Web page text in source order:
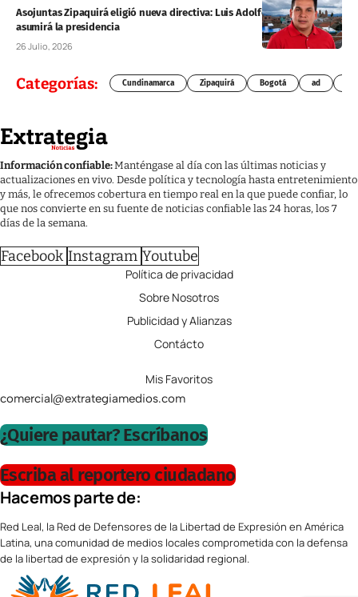
Asojuntas Zipaquirá eligió nueva directiva: Luis Adolfo Carrión
asumirá la presidencia
26 Julio, 2026
Categorías: Cundinamarca Zipaquirá Bogotá ad
Información confiable:Manténgase al día con las últimas noticias y
actualizaciones en vivo. Desde política y tecnología hasta entretenimiento
y más, le ofrecemos cobertura en tiempo real en la que puede confiar, lo
que nos convierte en su fuente de noticias confiable las 24 horas, los 7
días de la semana.
Facebook Instagram Youtube
Política de privacidad
Sobre Nosotros
Publicidad y Alianzas
Contácto
Mis Favoritos
comercial@extrategiamedios.com
¿Quiere pautar? Escríbanos
Escriba al reportero ciudadano
Hacemos parte de:
Red Leal, la Red de Defensores de la Libertad de Expresión en América
Latina, una comunidad de medios locales comprometida con la defensa
de la libertad de expresión y la solidaridad regional.